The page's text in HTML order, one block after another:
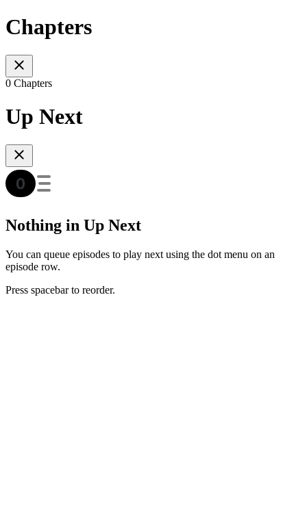
Chapters
0 Chapters
Up Next
Nothing in Up Next
You can queue episodes to play next using the dot menu on an
episode row.
Press spacebar to reorder.